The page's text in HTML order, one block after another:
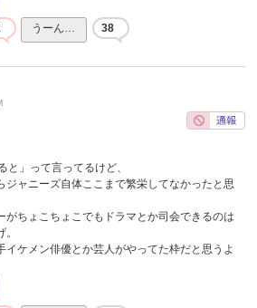
うーん… 38
と」って言ってるけど、
ジャニーズ自体ここまで繁栄してなかったと思
がちょこちょこでもドラマとか司会できるのは
イケメン俳優とか芸人がやってた枠だと思うよ